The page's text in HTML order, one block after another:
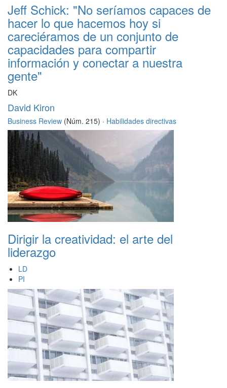
Jeff Schick: "No seríamos capaces de
hacer lo que hacemos hoy si
careciéramos de un conjunto de
capacidades para compartir
información y conectar a nuestra
gente"
DK
David Kiron
Business Review (Núm. 215) · Habilidades directivas
Dirigir la creatividad: el arte del
liderazgo
LD
PI